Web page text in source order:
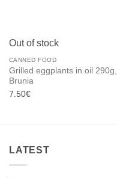
Out of stock
CANNED FOOD
Grilled eggplants in oil 290g,
Brunia
7.50€
LATEST